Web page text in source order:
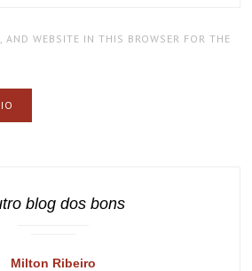
AND WEBSITE IN THIS BROWSER FOR THE
blog dos bons
Milton Ribeiro